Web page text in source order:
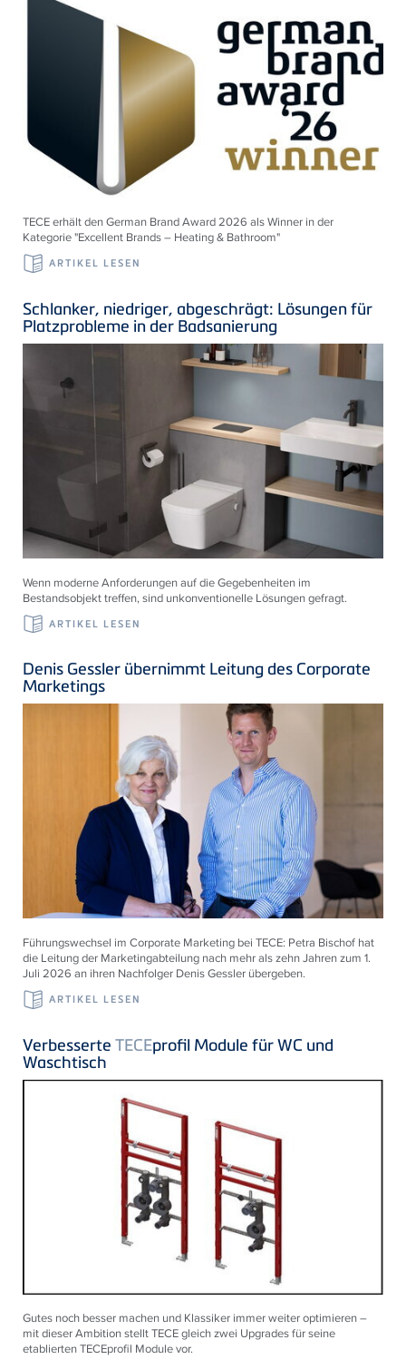
TECE erhält den German Brand Award 2026 als Winner in der
Kategorie "Excellent Brands – Heating & Bathroom"
ARTIKEL LESEN
Wenn moderne Anforderungen auf die Gegebenheiten im
Bestandsobjekt treffen, sind unkonventionelle Lösungen gefragt.
ARTIKEL LESEN
Schlanker, niedriger, abgeschrägt: Lösungen für
Platzprobleme in der Badsanierung
Führungswechsel im Corporate Marketing bei TECE: Petra Bischof hat
die Leitung der Marketingabteilung nach mehr als zehn Jahren zum 1.
Juli 2026 an ihren Nachfolger Denis Gessler übergeben.
ARTIKEL LESEN
Denis Gessler übernimmt Leitung des Corporate
Marketings
Gutes noch besser machen und Klassiker immer weiter optimieren –
mit dieser Ambition stellt TECE gleich zwei Upgrades für seine
etablierten TECEprofil Module vor.
Verbesserte TECEprofil Module für WC und
Waschtisch